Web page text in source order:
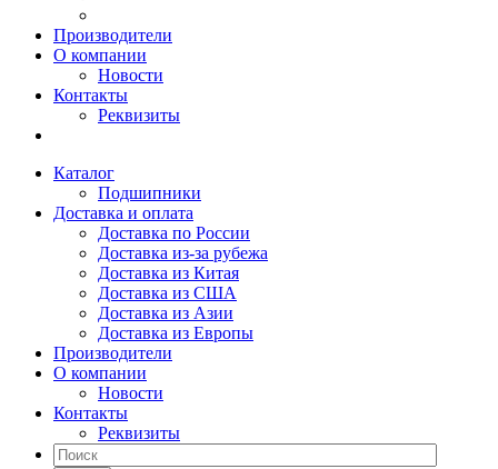
Производители
О компании
Новости
Контакты
Реквизиты
Каталог
Подшипники
Доставка и оплата
Доставка по России
Доставка из-за рубежа
Доставка из Китая
Доставка из США
Доставка из Азии
Доставка из Европы
Производители
О компании
Новости
Контакты
Реквизиты